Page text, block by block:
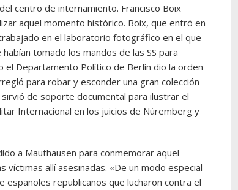
centro de internamiento. Francisco Boix
aquel momento histórico. Boix, que entró en
en el laboratorio fotográfico en el que
tomado los mandos de las SS para
el Departamento Político de Berlín dio la orden
para robar y esconder una gran colección
de soporte documental para ilustrar el
Internacional en los juicios de Núremberg y
a Mauthausen para conmemorar aquel
allí asesinadas. «De un modo especial
republicanos que lucharon contra el